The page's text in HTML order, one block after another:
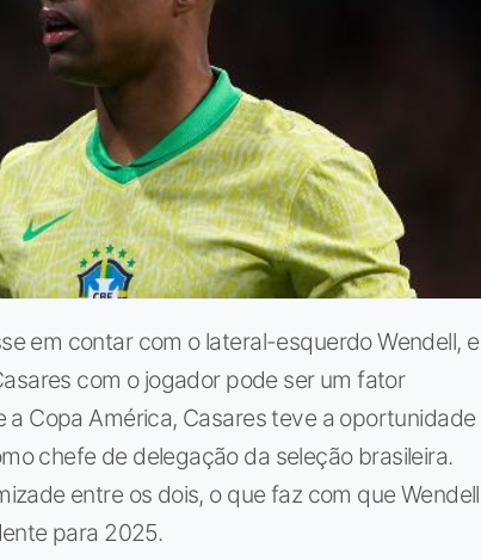
em contar com o lateral-esquerdo Wendell, e
com o jogador pode ser um fator
Copa América, Casares teve a oportunidade
chefe de delegação da seleção brasileira.
entre os dois, o que faz com que Wendell
para 2025.